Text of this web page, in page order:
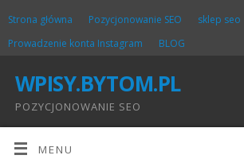
Strona główna Pozycjonowanie SEO
sklep seo
Prowadzenie konta Instagram
BLOG
WPISY.BYTOM.PL
POZYCJONOWANIE SEO
MENU